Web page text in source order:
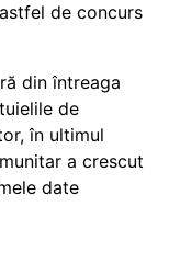
de concurs
din întreaga
de
în ultimul
a crescut
date